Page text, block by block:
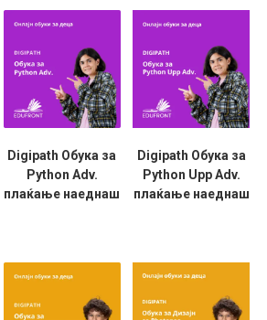
Digipath Обука за
Python Adv.
плаќање наеднаш
Digipath Обука за
Python Upp Adv.
плаќање наеднаш